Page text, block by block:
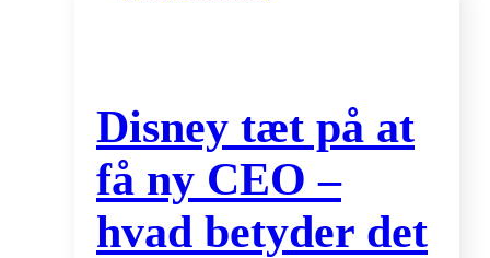
Disney tæt på at
få ny CEO –
hvad betyder det